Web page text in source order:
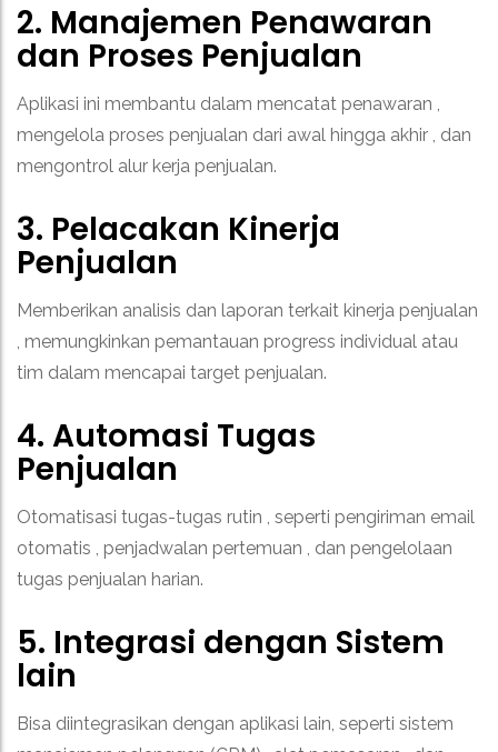
2. Manajemen Penawaran
dan Proses Penjualan
Aplikasi ini membantu dalam mencatat penawaran ,
mengelola proses penjualan dari awal hingga akhir , dan
mengontrol alur kerja penjualan.
3. Pelacakan Kinerja
Penjualan
Memberikan analisis dan laporan terkait kinerja penjualan
, memungkinkan pemantauan progress individual atau
tim dalam mencapai target penjualan.
4. Automasi Tugas
Penjualan
Otomatisasi tugas-tugas rutin , seperti pengiriman email
otomatis , penjadwalan pertemuan , dan pengelolaan
tugas penjualan harian.
5. Integrasi dengan Sistem
lain
Bisa diintegrasikan dengan aplikasi lain, seperti sistem